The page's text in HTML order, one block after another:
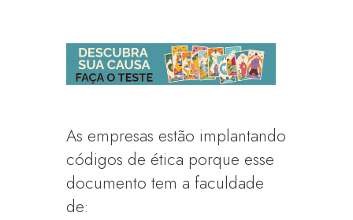
As empresas estão implantando
códigos de ética porque esse
documento tem a faculdade
de: